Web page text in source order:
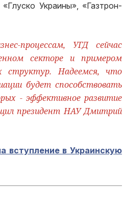
Украины», «Газтрон-
процессам, УГД сейчас
секторе и примером
структур. Надеемся, что
будет способствовать
- эффективное развитие
президент НАУ Дмитрий
вступление в Украинскую